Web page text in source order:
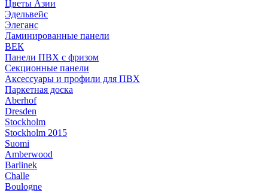
Цветы Азии
Эдельвейс
Элеганс
Ламинированные панели
ВЕК
Панели ПВХ с фризом
Секционные панели
Аксессуары и профили для ПВХ
Паркетная доска
Aberhof
Dresden
Stockholm
Stockholm 2015
Suomi
Amberwood
Barlinek
Challe
Boulogne